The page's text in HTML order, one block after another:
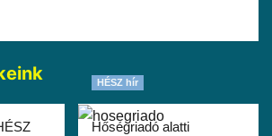
HÉSZ hír
Hőségriadó alatti